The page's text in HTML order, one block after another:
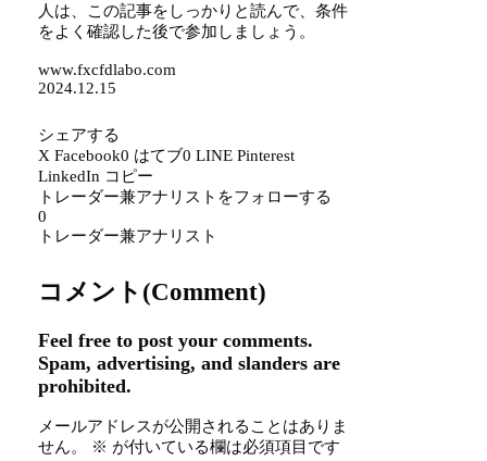
人は、この記事をしっかりと読んで、条件
をよく確認した後で参加しましょう。
www.fxcfdlabo.com
2024.12.15
シェアする
X Facebook0 はてブ0 LINE Pinterest
LinkedIn コピー
トレーダー兼アナリストをフォローする
0
トレーダー兼アナリスト
コメント(Comment)
Feel free to post your comments.
Spam, advertising, and slanders are
prohibited.
メールアドレスが公開されることはありま
せん。
※ が付いている欄は必須項目です